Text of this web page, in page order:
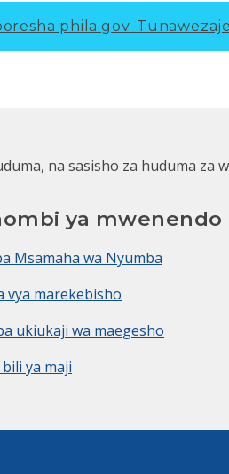
phila.gov.
na sasisho za huduma za
ya mwenendo
Msamaha wa Nyumba
vya marekebisho
ukiukaji wa maegesho
ya maji